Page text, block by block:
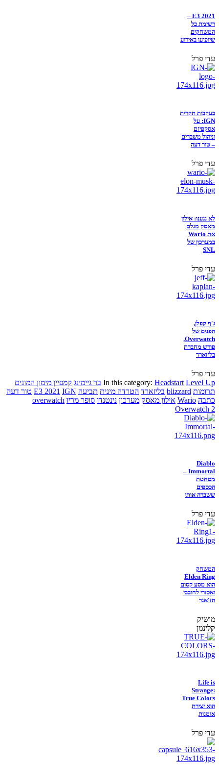
E3 2021 –
רשימת כל
המשחקים
שיופיעו באירוע
עדי פרל
בעקבות תקרית
IGN: על
אסקפיזם
וניהול משברים
– טור דעה
עדי פרל
לא נגענו: אילון
מאסק מגלם
את Wario
במערכון של
SNL
עדי פרל
ג'ף קפלן,
הפנים של
Overwatch,
פורש מחברת
בליזארד
עדי פרל
In this category: Headstart Level Up בר גיימינג קמפיין מימון המונים
תרומות blizzard בליזארד הטרדה מינית תביעה E3 2021 IGN
טור דעה
כתבה Wario אילון מאסק מערכון נינטנדו סופר מריו overwatch
Overwatch 2
Diablo
Immortal –
מסחטת
הכספים
ששברה אותי
עדי פרל
המשחק
Elden Ring
הוא מסע קסום
ואכזרי לחובבי
הז'אנר
מושיק
קלינמן
Life is
Strange:
True Colors
הוא יצירת
אומנות
עדי פרל